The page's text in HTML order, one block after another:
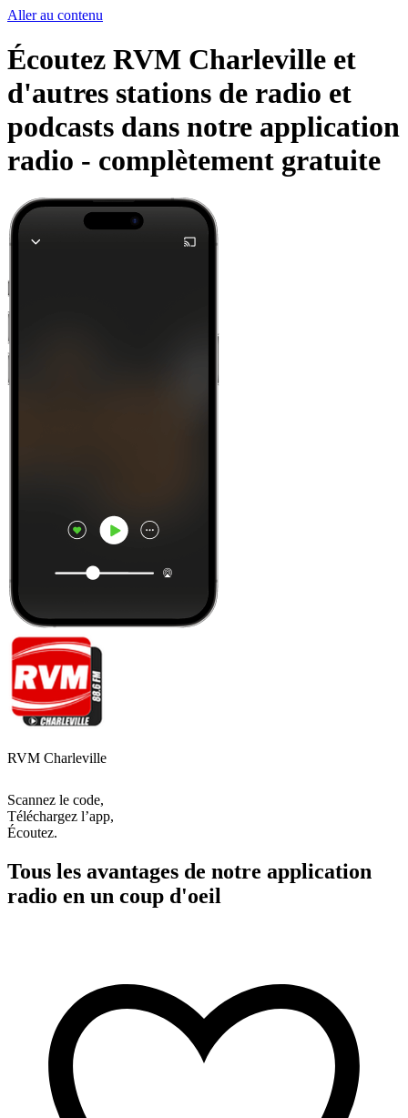
Aller au contenu
Écoutez RVM Charleville et
d'autres stations de radio et
podcasts dans notre application
radio - complètement gratuite
RVM Charleville
Scannez le code,
Téléchargez l’app,
Écoutez.
Tous les avantages de notre application
radio en un coup d'oeil